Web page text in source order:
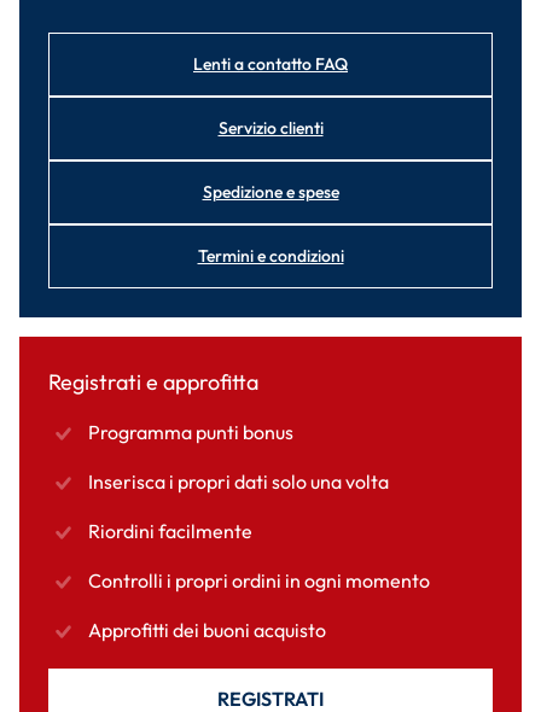
Lenti a contatto FAQ
Servizio clienti
Spedizione e spese
Termini e condizioni
Registrati e approfitta
Programma punti bonus
Inserisca i propri dati solo una volta
Riordini facilmente
Controlli i propri ordini in ogni momento
Approfitti dei buoni acquisto
REGISTRATI